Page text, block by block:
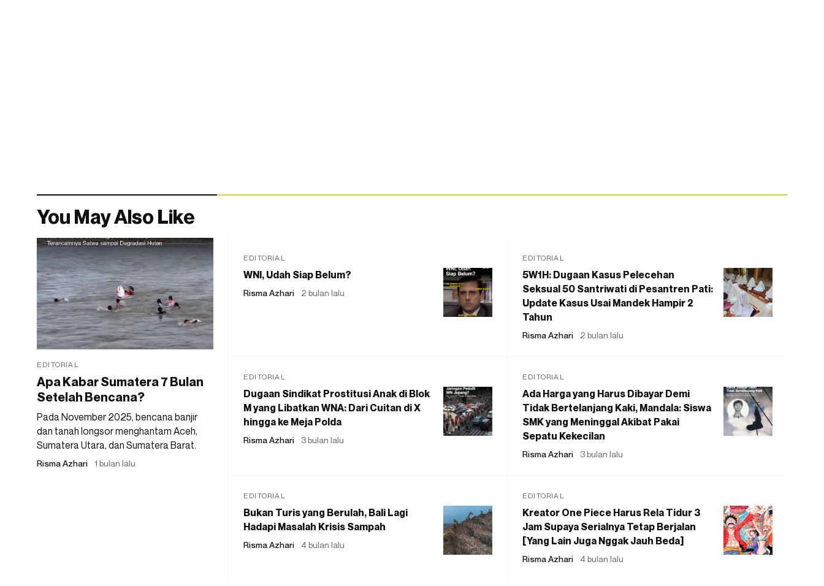
You May Also Like
EDITORIAL
Apa Kabar Sumatera 7 Bulan
Setelah Bencana?
Pada November 2025, bencana banjir
dan tanah longsor menghantam Aceh,
Sumatera Utara, dan Sumatera Barat.
Risma Azhari 1 bulan lalu
EDITORIAL
WNI, Udah Siap Belum?
Risma Azhari 2 bulan lalu
EDITORIAL
5W1H: Dugaan Kasus Pelecehan
Seksual 50 Santriwati di Pesantren Pati:
Update Kasus Usai Mandek Hampir 2
Tahun
Risma Azhari 2 bulan lalu
EDITORIAL
Dugaan Sindikat Prostitusi Anak di Blok
M yang Libatkan WNA: Dari Cuitan di X
hingga ke Meja Polda
Risma Azhari 3 bulan lalu
EDITORIAL
Ada Harga yang Harus Dibayar Demi
Tidak Bertelanjang Kaki, Mandala: Siswa
SMK yang Meninggal Akibat Pakai
Sepatu Kekecilan
Risma Azhari 3 bulan lalu
EDITORIAL
Bukan Turis yang Berulah, Bali Lagi
Hadapi Masalah Krisis Sampah
Risma Azhari 4 bulan lalu
EDITORIAL
Kreator One Piece Harus Rela Tidur 3
Jam Supaya Serialnya Tetap Berjalan
[Yang Lain Juga Nggak Jauh Beda]
Risma Azhari 4 bulan lalu